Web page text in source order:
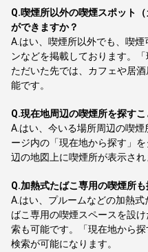
Q.喫煙所以外の喫煙スポット
ができますか？
A. はい、喫煙所以外でも、喫
ンなどを掲載しております。
ただいた先では、カフェや居
能です。
Q.現在地周辺の喫煙所を探す
A. はい、今いる場所周辺の喫
ージ内の「現在地から探す」
辺の地図上に喫煙所が表示され
Q.加熱式たばこ専用の喫煙所
A. はい、プルームなどの加熱
ばこ専用の喫煙スペースを設
索も可能です。「現在地から
検索が可能になります。